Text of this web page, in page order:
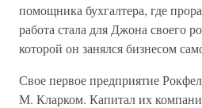
помощника бухгалтера, где
работа стала для Джона своего
которой он занялся бизнесом
Свое первое предприятие
М. Кларком. Капитал их